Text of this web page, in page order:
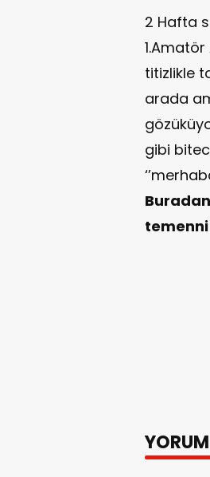
2 Hafta
titizlikle
arada
gibi